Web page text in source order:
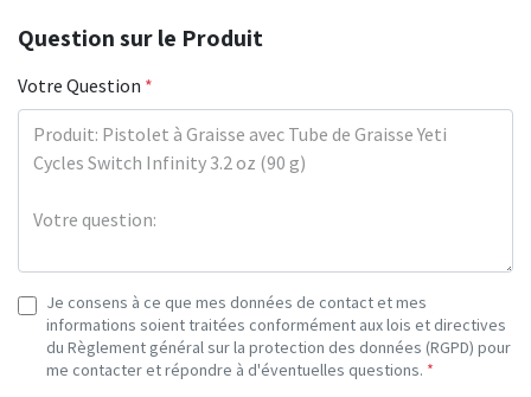
Question sur le Produit
Votre Question *
Je consens à ce que mes données de contact et mes
informations soient traitées conformément aux lois et directives
du Règlement général sur la protection des données (RGPD) pour
me contacter et répondre à d'éventuelles questions. *